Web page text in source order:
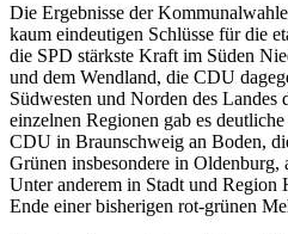
Die Ergebnisse der
kaum eindeutigen Schlüsse für die
die SPD stärkste Kraft im Süden
und dem Wendland, die CDU
Südwesten und Norden des
einzelnen Regionen gab es
CDU in Braunschweig an Boden,
Grünen insbesondere in Oldenburg,
Unter anderem in Stadt und Region
Ende einer bisherigen rot-grünen